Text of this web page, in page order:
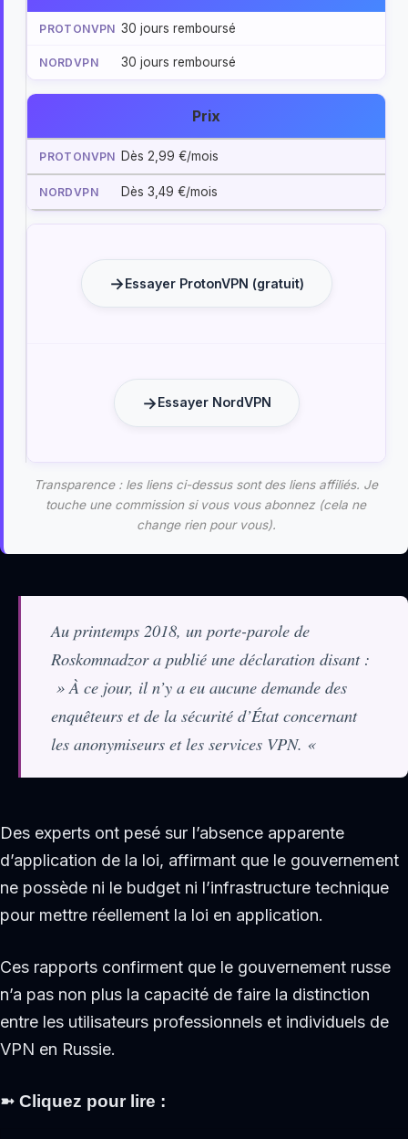
30 jours remboursé
30 jours remboursé
Prix
Dès 2,99 €/mois
Dès 3,49 €/mois
Essayer ProtonVPN (gratuit)
Essayer NordVPN
Transparence : les liens ci-dessus sont des liens affiliés. Je
touche une commission si vous vous abonnez (cela ne
change rien pour vous).
Au printemps 2018, un porte-parole de
Roskomnadzor a publié une déclaration disant :
» À ce jour, il n’y a eu aucune demande des
enquêteurs et de la sécurité d’État concernant
les anonymiseurs et les services VPN. «
Des experts ont pesé sur l’absence apparente
d’application de la loi, affirmant que le gouvernement
ne possède ni le budget ni l’infrastructure technique
pour mettre réellement la loi en application.
Ces rapports confirment que le gouvernement russe
n’a pas non plus la capacité de faire la distinction
entre les utilisateurs professionnels et individuels de
VPN en Russie.
➼ Cliquez pour lire :